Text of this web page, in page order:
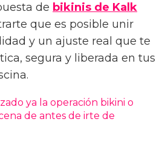
de bikinis de Kalk
que es posible unir
y un ajuste real que te
segura y liberada en tus
ya la operación bikini o
de antes de irte de